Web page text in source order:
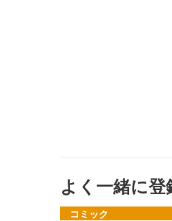
よく一緒に
コミック